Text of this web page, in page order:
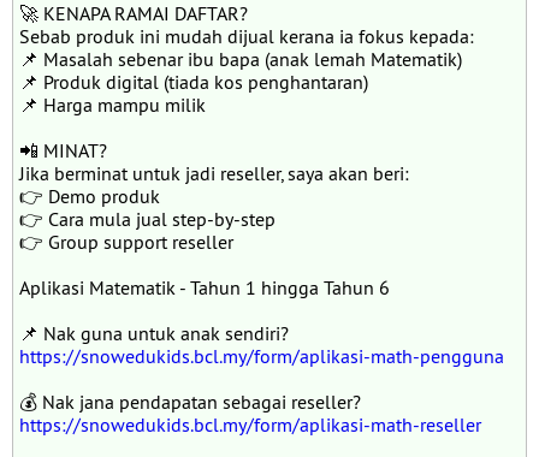
🚀 KENAPA RAMAI DAFTAR?
Sebab produk ini mudah dijual kerana ia fokus kepada:
📌 Masalah sebenar ibu bapa (anak lemah Matematik)
📌 Produk digital (tiada kos penghantaran)
📌 Harga mampu milik
📲 MINAT?
Jika berminat untuk jadi reseller, saya akan beri:
👉 Demo produk
👉 Cara mula jual step-by-step
👉 Group support reseller
Aplikasi Matematik - Tahun 1 hingga Tahun 6
📌 Nak guna untuk anak sendiri?
https://snowedukids.bcl.my/form/aplikasi-math-pengguna
💰 Nak jana pendapatan sebagai reseller?
https://snowedukids.bcl.my/form/aplikasi-math-reseller